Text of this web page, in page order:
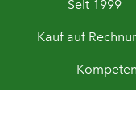
Seit 1999
Kauf auf